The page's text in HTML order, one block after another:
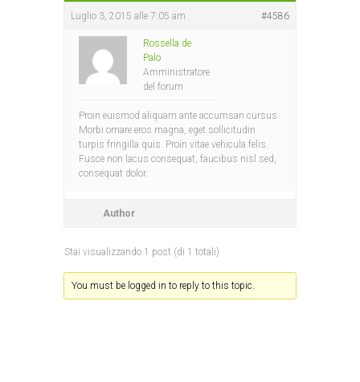
Luglio 3, 2015 alle 7:05 am #4586
Rossella de
Palo
Amministratore
del forum
Proin euismod aliquam ante accumsan cursus.
Morbi ornare eros magna, eget sollicitudin
turpis fringilla quis. Proin vitae vehicula felis.
Fusce non lacus consequat, faucibus nisl sed,
consequat dolor.
Author
Stai visualizzando 1 post (di 1 totali)
You must be logged in to reply to this topic.